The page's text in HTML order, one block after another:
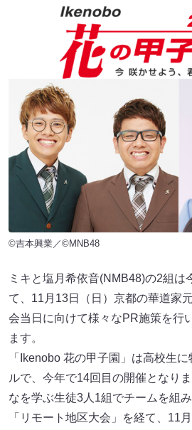
©吉本興業／©MNB48
ミキと塩月希依音(NMB48)の2組は
て、11月13日（日）京都の華道家
会当日に向けて様々なPR施策を行
ます。
「Ikenobo 花の甲子園」は高校生
ルで、今年で14回目の開催となり
なを学ぶ生徒3人1組でチームを組
「リモート地区大会」を経て、11